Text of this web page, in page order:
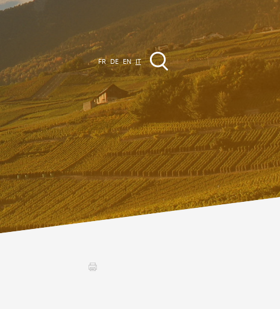
EVENTI
La regione
Promenades
Tutte le manifestazioni
Club Vinum Montis
Actualités
Assemblées générales & Statuts
FR DE EN IT